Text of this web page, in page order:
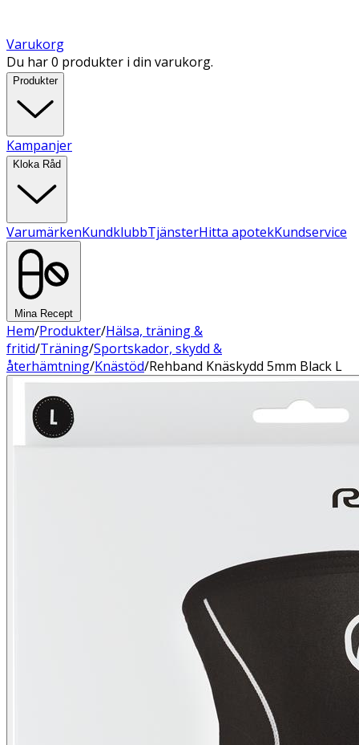
Varukorg
Du har 0 produkter i din varukorg.
Produkter
Kampanjer
Kloka Råd
VarumärkenKundklubbTjänsterHitta apotekKundservice
Mina Recept
Hem/Produkter/Hälsa, träning &
fritid/Träning/Sportskador, skydd &
återhämtning/Knästöd/Rehband Knäskydd 5mm Black L